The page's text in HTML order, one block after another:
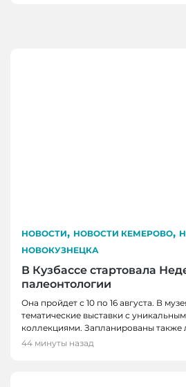
НОВОСТИ, НОВОСТИ КЕМЕРОВО,
НОВОКУЗНЕЦКА
В Кузбассе стартовала
палеонтологии
Она пройдет с 10 по 16 августа. В
тематические выставки с
коллекциями. Запланированы также
44 минуты назад